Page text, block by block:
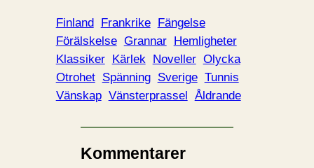
Finland Frankrike
Fängelse
Förälskelse Grannar
Hemligheter
Klassiker
Kärlek Noveller Olycka
Otrohet Spänning Sverige Tunnis
Vänskap Vänsterprassel Åldrande
Kommentarer